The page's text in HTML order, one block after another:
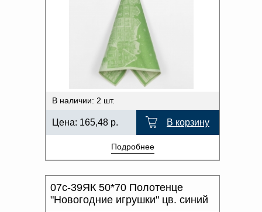
В наличии: 2 шт.
Цена: 165,48 р. В корзину
Подробнее
07с-39ЯК 50*70 Полотенце
"Новогодние игрушки" цв. синий